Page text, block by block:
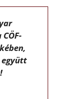
együtt